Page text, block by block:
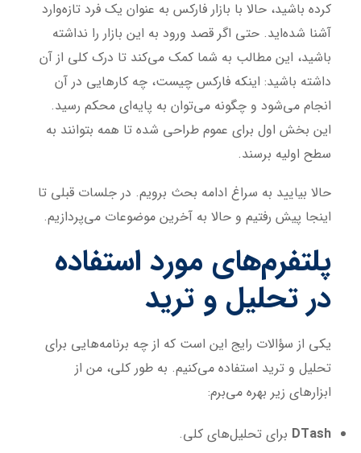
کرده باشید، حالا با بازار فارکس به عنوان یک فرد تازه‌وارد
آشنا شده‌اید. حتی اگر قصد ورود به این بازار را نداشته
باشید، این مطالب به شما کمک می‌کند تا درک کلی از آن
داشته باشید: اینکه فارکس چیست، چه کارهایی در آن
انجام می‌شود و چگونه می‌توان به پایه‌ای محکم رسید.
این بخش اول برای عموم طراحی شده تا همه بتوانند به
سطح اولیه برسند.
حالا بیایید به سراغ ادامه بحث برویم. در جلسات قبلی تا
اینجا پیش رفتیم و حالا به آخرین موضوعات می‌پردازیم.
پلتفرم‌های مورد استفاده
در تحلیل و ترید
یکی از سؤالات رایج این است که از چه برنامه‌هایی برای
تحلیل و ترید استفاده می‌کنیم. به طور کلی، من از
ابزارهای زیر بهره می‌برم:
DTash برای تحلیل‌های کلی.